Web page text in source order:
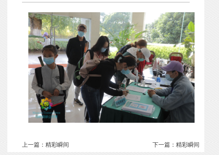
上一篇： 精彩瞬间 下一篇： 精彩瞬间